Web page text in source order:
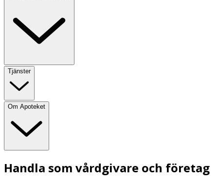
Tjänster
Om Apoteket
Handla som vårdgivare och företag